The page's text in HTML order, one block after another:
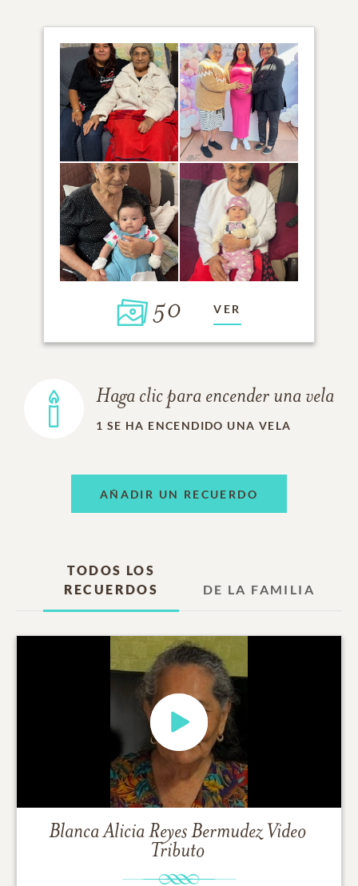
50 VER
Haga clic para encender una vela
1 SE HA ENCENDIDO UNA VELA
AÑADIR UN RECUERDO
TODOS LOS
RECUERDOS
DE LA FAMILIA
Blanca Alicia Reyes Bermudez Video
Tributo